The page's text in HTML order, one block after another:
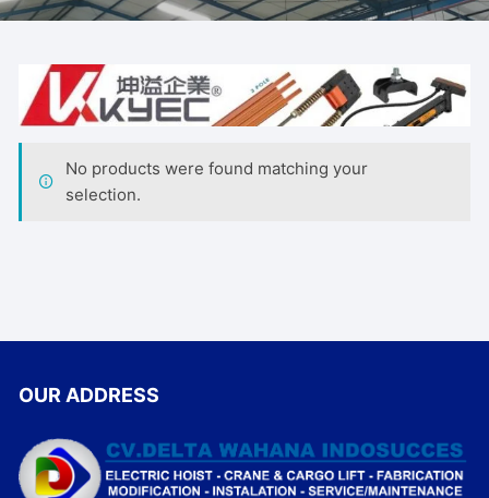
No products were found matching your
selection.
OUR ADDRESS